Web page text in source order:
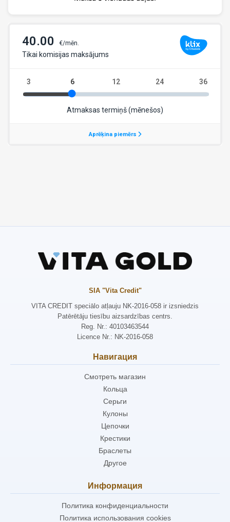
SIA "Vita Credit"
VITA CREDIT speciālo atļauju NK-2016-058 ir izsniedzis
Patērētāju tiesību aizsardzības centrs.
Reg. Nr.: 40103463544
Licence Nr.: NK-2016-058
Навигация
Смотреть магазин
Кольца
Серьги
Кулоны
Цепочки
Крестики
Браслеты
Другое
Информация
Политика конфиденциальности
Политика использования cookies